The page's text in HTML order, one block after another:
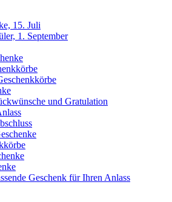
15. Juli
1. September
und Gratulation
Geschenk für Ihren Anlass